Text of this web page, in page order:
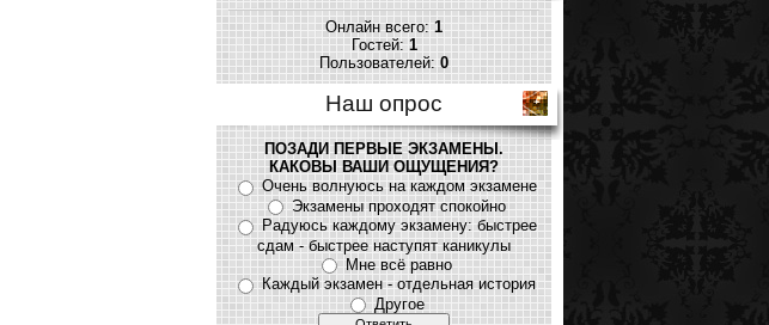
Онлайн всего:1
Гостей:1
Пользователей:0
Наш опрос
ПОЗАДИ ПЕРВЫЕ ЭКЗАМЕНЫ.
КАКОВЫ ВАШИ ОЩУЩЕНИЯ?
Очень волнуюсь на каждом экзамене
Экзамены проходят спокойно
Радуюсь каждому экзамену: быстрее
сдам - быстрее наступят каникулы
Мне всё равно
Каждый экзамен - отдельная история
Другое